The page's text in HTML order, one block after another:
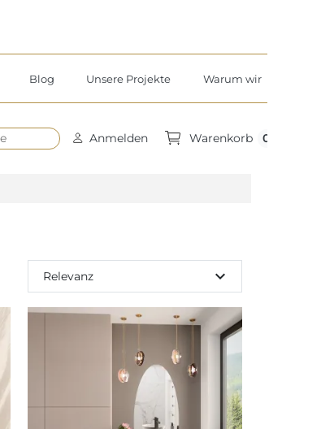
Blog Unsere Projekte Warum wir
Anmelden Warenkorb 0
Relevanz expand_more